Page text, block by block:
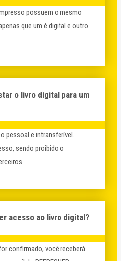
possuem o mesmo
que um é digital e outro
o livro digital para um
pessoal e intransferível.
sendo proibido o
acesso ao livro digital?
confirmado, você receberá